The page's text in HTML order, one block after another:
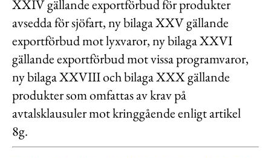
XXIV gällande exportförbud för produkter
avsedda för sjöfart, ny bilaga XXV gällande
exportförbud mot lyxvaror, ny bilaga XXVI
gällande exportförbud mot vissa programvaror,
ny bilaga XXVIII och bilaga XXX gällande
produkter som omfattas av krav på
avtalsklausuler mot kringgående enligt artikel
8g.